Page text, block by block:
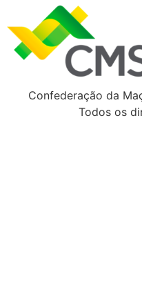
Confederação da
Todos os